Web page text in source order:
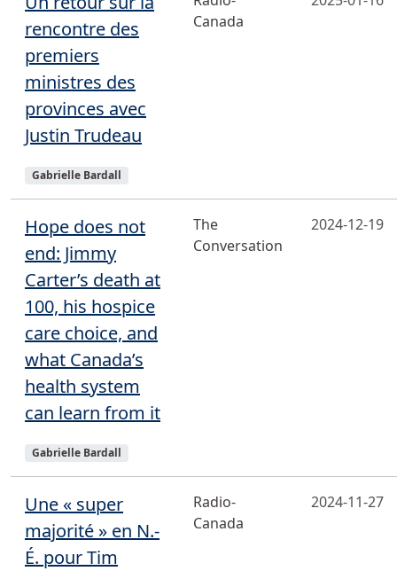
rencontre des
premiers
ministres des
provinces avec
Justin Trudeau
Sujets
Gabrielle Bardall
Canada
Hope does not
end: Jimmy
Carter’s death at
100, his hospice
care choice, and
what Canada’s
health system
can learn from it
Sujets
Gabrielle Bardall
The
Conversation
2024-12-19
Une « super
majorité » en N.-
É. pour Tim
Radio-
Canada
2024-11-27